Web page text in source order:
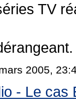
TV
2005,
- Le cas